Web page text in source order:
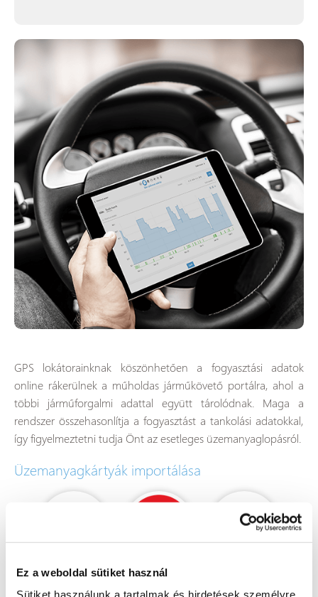
Ez a weboldal sütiket használ
Sütiket használunk a tartalmak és hirdetések személyre
GPS lokátorainknak köszönhetően a fogyasztási adatok
online rákerülnek a műholdas járműkövető portálra, ahol a
többi járműforgalmi adattal együtt tárolódnak. Maga a
rendszer összehasonlítja a fogyasztást a tankolási adatokkal,
így figyelmeztetni tudja Önt az esetleges üzemanyaglopásról.
Üzemanyagkártyák importálása